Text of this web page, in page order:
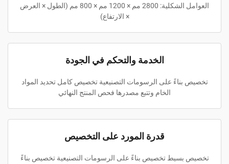
العوامل الشكلية: 2800 مم × 1200 مم × 800 مم (الطول × العرض
× الارتفاع)
الخدمة والتحكم في الجودة
تخصيص بناءً على الرسومات التصنيعية تخصيص كامل تحديد المواد
الخام وتتبع مصدرها فحص المنتج النهائي
قدرة المورد على التخصيص
تخصيص بسيط تخصيص بناءً على الرسومات التصنيعية تخصيص بناءً